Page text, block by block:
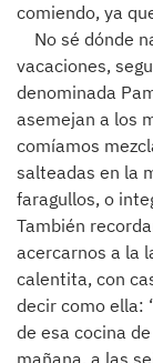
comiendo, ya
No sé dónde
vacaciones,
denominada
asemejan a los
comíamos
salteadas en la
faragullos, o
También
acercarnos a la
calentita, con
decir como ella:
de esa cocina
mañana, a las